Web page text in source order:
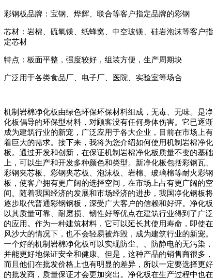
彩钢板品牌：宝钢、烨辉、联合等客户指定品牌的彩钢
芯材：岩棉、硫氧镁、纸蜂窝、中空玻镁、硅岩泡沫等客户指
定芯材
特点：板面平整，强度较好，组装方便，生产周期块
广泛用于各类食品厂、电子厂、医院、实验室等场合
机制岩棉净化板由绿色环保环保材料组成，无毒、无味。是净
化板倡导的环保型材料，对顾客没有任何身体伤害。它已逐渐
成为建筑行业的新宠，广泛应用于各大企业，目前在市场上有
着巨大的需求。接下来，我将为您介绍如何使用机制岩棉净化
板。通过开发和创新，在保证机制岩棉净化板质量不变的基础
上，可以生产和开发多种颜色和类型。新净化板包括彩钢瓦、
彩钢夹芯板、彩钢夹芯板、泡沫板、岩棉、玻璃棉等耐火彩钢
板，使客户拥有更广阔的选择空间，在市场上占有更广阔的空
间。随着我国经济的发展和市场经济的进步，我国净化钢板将
逐步取代普通彩钢钢板，深受广大客户的信赖和好评。净化板
以其质量可靠、耐磨损、韧性好等优点在建筑行业得到了广泛
的应用。作为一种建筑材料，它可以延长其使用寿命，即使在
风沙大的情况下，也不会轻易被炸毁，成为建筑行业的新宠。
一个好的机制岩棉净化板可以实现防尘、、防静电的无污染，
并能更好地保证安全和健康。但是，这种产品的销售商很多，
而且他们在批发价格上也有明显的差异，所以一定要选择更好
的批发商，质量保证才会更加突出。净化板在生产过程中也在